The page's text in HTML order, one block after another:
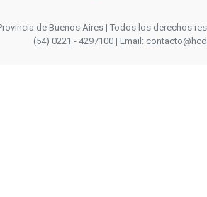
de Buenos Aires | Todos los derechos
(54) 0221 - 4297100 | Email: